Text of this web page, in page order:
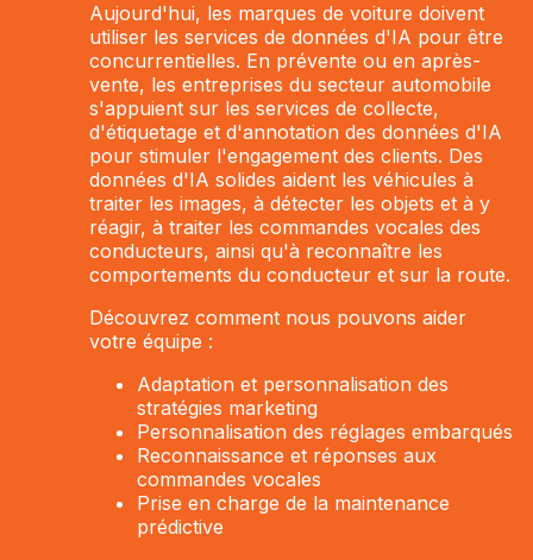
Aujourd'hui, les marques de voiture doivent
utiliser les services de données d'IA pour être
concurrentielles. En prévente ou en après-
vente, les entreprises du secteur automobile
s'appuient sur les services de collecte,
d'étiquetage et d'annotation des données d'IA
pour stimuler l'engagement des clients. Des
données d'IA solides aident les véhicules à
traiter les images, à détecter les objets et à y
réagir, à traiter les commandes vocales des
conducteurs, ainsi qu'à reconnaître les
comportements du conducteur et sur la route.
Découvrez comment nous pouvons aider
votre équipe :
Adaptation et personnalisation des
stratégies marketing
Personnalisation des réglages embarqués
Reconnaissance et réponses aux
commandes vocales
Prise en charge de la maintenance
prédictive